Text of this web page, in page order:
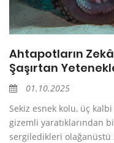
Ahtapotların
Şaşırtan
01.10.2025
Sekiz esnek kolu, üç
gizemli yaratıklarından
sergiledikleri olağanüstü